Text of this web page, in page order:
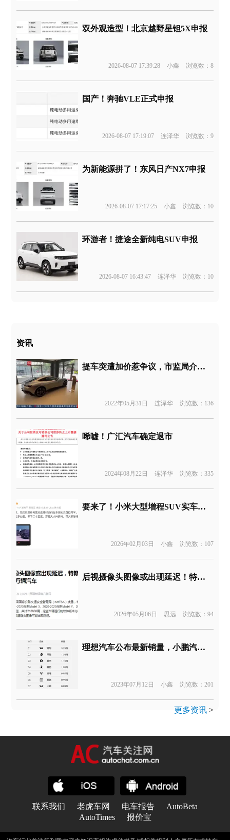
双外观造型！北京越野星钽5X申报
2026-08-07 17:39:28 小鑫 浏览数：8
国产！奔驰VLE正式申报
2026-08-07 17:19:07 连泽华 浏览数：9
为新能源拼了！东风日产NX7申报
2026-08-07 17:17:25 小鑫 浏览数：10
环游者！捷途全新纯电SUV申报
2026-08-07 16:43:47 连泽华 浏览数：10
资讯
提车突遭加价惹争议，市监局介入调查
2022年05月31日 连泽华 浏览数：136
唏嘘！广汇汽车确定退市
2024年08月22日 连泽华 浏览数：335
要来了！小米大型增程SUV实车首次官曝
2026年02月03日 小鑫 浏览数：107
后视摄像头图像或出现延迟！特斯拉在美大规模召回
2026年05月06日 思远 浏览数：94
理想汽车公布最新销量，小鹏汽车高管公开质疑
2023年07月12日 小鑫 浏览数：201
更多资讯>
联系我们 老虎车网 电车报告
AutoBeta
AutoTimes
报价宝